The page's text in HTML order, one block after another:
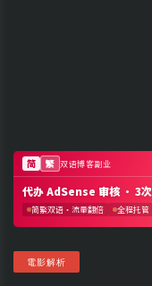
電影解析